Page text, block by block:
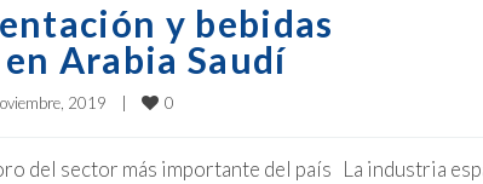
y bebidas
Arabia Saudí
2019 0
del sector más importante del país La industria